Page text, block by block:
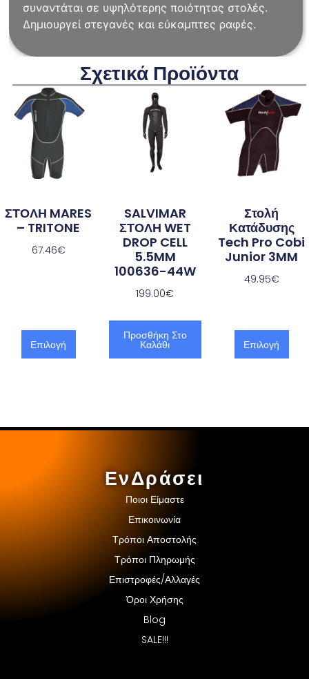
συναντάται σε υψηλότερης ποιότητας στολές.
Δημιουργεί στεγανές και εύκαμπτες ραφές.
Σχετικά Προϊόντα
ΣΤΟΛΗ MARES
– TRITONE
67.46€
Επιλογή
SALVIMAR
ΣΤΟΛΗ WET
DROP CELL
5.5MM
100636-44W
199.00€
Προσθήκη Στο
Καλάθι
Στολή
Κατάδυσης
Tech Pro Cobi
Junior 3MM
49.95€
Επιλογή
ΕνΔράσει
Ποιοι Είμαστε
Επικοινωνία
Τρόποι Αποστολής
Τρόποι Πληρωμής
Επιστροφές/Αλλαγές
Όροι Χρήσης
Blog
SALE!!!